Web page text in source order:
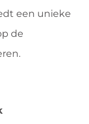
een unieke
de